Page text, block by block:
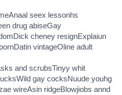
seex lessonhs
drug abiseGay
cheney resignExplaiun
vintageOline adult
and scrubsTinyy whit
gay cocksNuude youhg
wireAsin ridgeBlowjiobs annd